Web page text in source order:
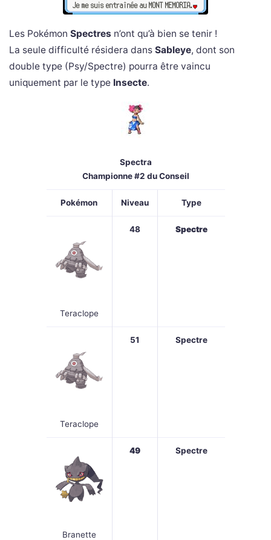
Les Pokémon Spectres n’ont qu’à bien se tenir !
La seule difficulté résidera dans Sableye, dont son
double type (Psy/Spectre) pourra être vaincu
uniquement par le type Insecte.
Spectra
Championne #2 du Conseil
Pokémon Niveau Type
Teraclope
48 Spectre
Teraclope
51 Spectre
Branette
49 Spectre